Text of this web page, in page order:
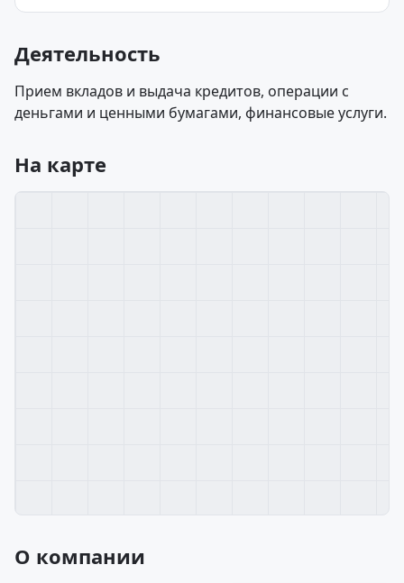
Деятельность
Прием вкладов и выдача кредитов, операции с
деньгами и ценными бумагами, финансовые услуги.
На карте
О компании